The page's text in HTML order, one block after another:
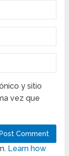
y sitio
vez que
Learn how